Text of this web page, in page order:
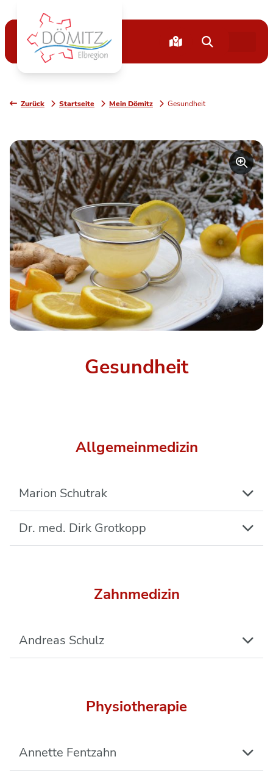
Zurück Startseite Mein Dömitz Gesundheit
Gesundheit
Allgemeinmedizin
Marion Schutrak
Dr. med. Dirk Grotkopp
Zahnmedizin
Andreas Schulz
Physiotherapie
Annette Fentzahn